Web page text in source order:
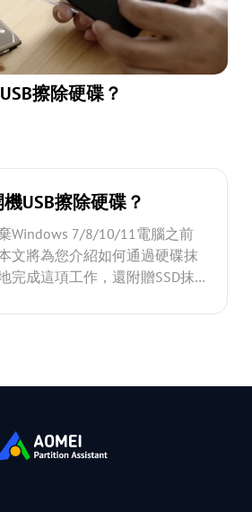
擦除硬碟？
USB擦除硬碟？
Windows 7/8/10/11電腦之前
文將為您介紹如何通過硬碟抹
完成這項工作，還附贈SSD抹